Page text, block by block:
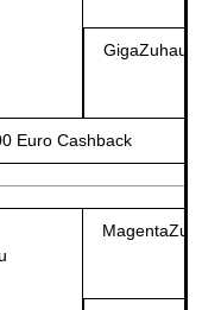
Euro Cashback